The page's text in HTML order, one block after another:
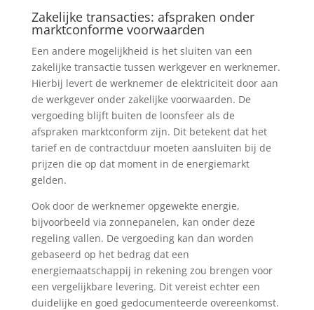
Zakelijke transacties: afspraken onder
marktconforme voorwaarden
Een andere mogelijkheid is het sluiten van een
zakelijke transactie tussen werkgever en werknemer.
Hierbij levert de werknemer de elektriciteit door aan
de werkgever onder zakelijke voorwaarden. De
vergoeding blijft buiten de loonsfeer als de
afspraken marktconform zijn. Dit betekent dat het
tarief en de contractduur moeten aansluiten bij de
prijzen die op dat moment in de energiemarkt
gelden.
Ook door de werknemer opgewekte energie,
bijvoorbeeld via zonnepanelen, kan onder deze
regeling vallen. De vergoeding kan dan worden
gebaseerd op het bedrag dat een
energiemaatschappij in rekening zou brengen voor
een vergelijkbare levering. Dit vereist echter een
duidelijke en goed gedocumenteerde overeenkomst.